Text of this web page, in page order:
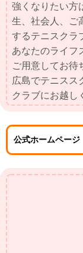
強くなりたい方
生、社会人、ご
するテニスクラ
あなたのライフ
ご用意してお待
広島でテニスス
クラブにお越し
公式ホームページ